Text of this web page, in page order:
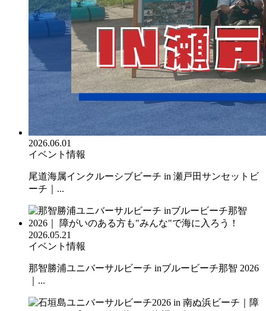
2026.06.01
イベント情報
尾道海属インクルーシブビーチ in 瀬戸田サンセットビ
ーチ｜...
2026.05.21
イベント情報
那智勝浦ユニバーサルビーチ inブルービーチ那智 2026
｜...